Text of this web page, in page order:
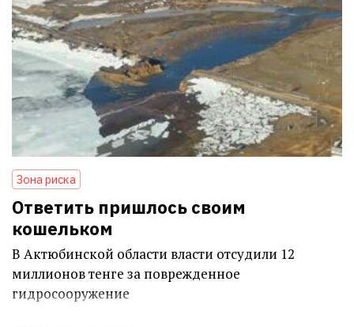
Зона риска
Ответить пришлось своим
кошельком
В Актюбинской области власти отсудили 12
миллионов тенге за поврежденное
гидросооружение